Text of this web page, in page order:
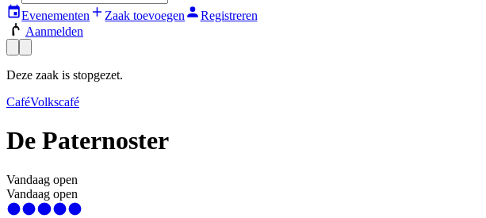
Evenementen Zaak toevoegen
Registreren
Aanmelden
Deze zaak is stopgezet.
CaféVolkscafé
De Paternoster
Vandaag open
Vandaag open